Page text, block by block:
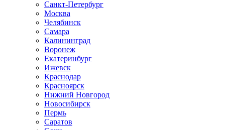
Санкт-Петербург
Москва
Челябинск
Самара
Калининград
Воронеж
Екатеринбург
Ижевск
Краснодар
Красноярск
Нижний Новгород
Новосибирск
Пермь
Саратов